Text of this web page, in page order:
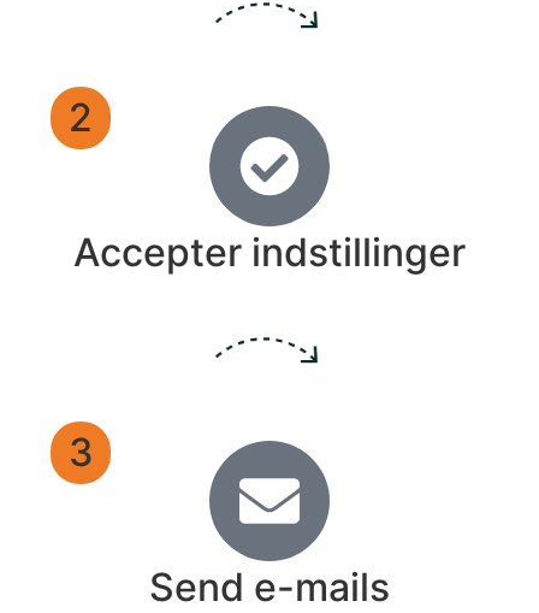
2
Accepter indstillinger
3
Send e-mails